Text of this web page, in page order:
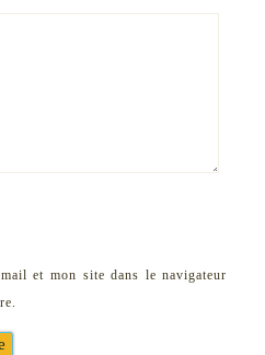
et mon site dans le navigateur